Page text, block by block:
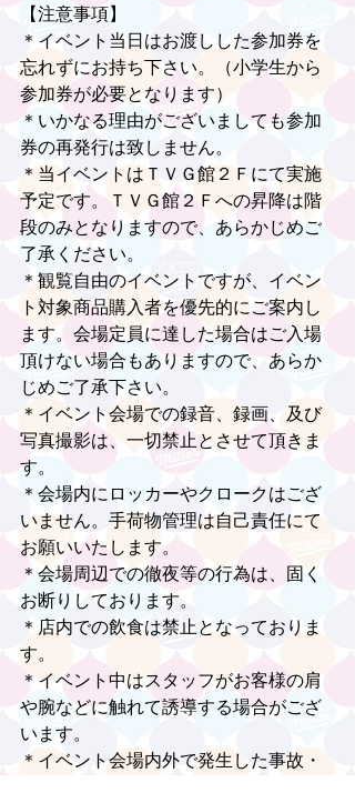
【注意事項】
＊イベント当日はお渡しした参加券を
忘れずにお持ち下さい。（小学生から
参加券が必要となります）
＊いかなる理由がございましても参加
券の再発行は致しません。
＊当イベントはＴＶＧ館２Ｆにて実施
予定です。ＴＶＧ館２Ｆへの昇降は階
段のみとなりますので、あらかじめご
了承ください。
＊観覧自由のイベントですが、イベン
ト対象商品購入者を優先的にご案内し
ます。会場定員に達した場合はご入場
頂けない場合もありますので、あらか
じめご了承下さい。
＊イベント会場での録音、録画、及び
写真撮影は、一切禁止とさせて頂きま
す。
＊会場内にロッカーやクロークはござ
いません。手荷物管理は自己責任にて
お願いいたします。
＊会場周辺での徹夜等の行為は、固く
お断りしております。
＊店内での飲食は禁止となっておりま
す。
＊イベント中はスタッフがお客様の肩
や腕などに触れて誘導する場合がござ
います。
＊イベント会場内外で発生した事故・